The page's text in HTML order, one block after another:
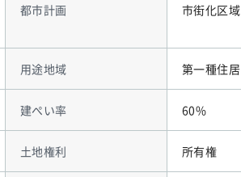
都市計画 市街化区域
用途地域 第一種住居
建ぺい率 60%
土地権利 所有権